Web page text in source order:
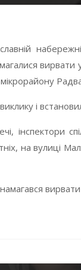
вирвати
і
інспектори
на вулиці